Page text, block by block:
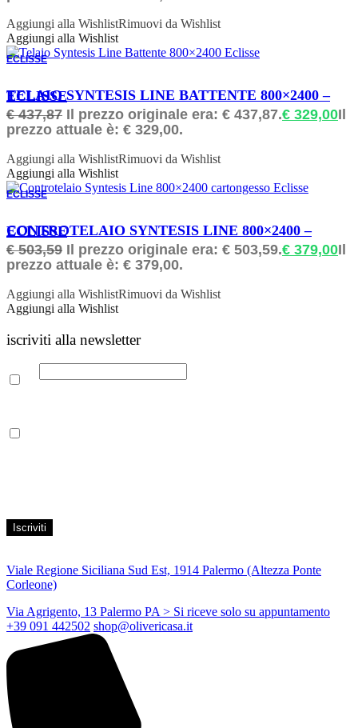
Aggiungi alla WishlistRimuovi da Wishlist
Aggiungi alla Wishlist
ECLISSE
ORDINABILE
TELAIO SYNTESIS LINE BATTENTE 800×2400 – ECLISSE
€437,87 Il prezzo originale era: € 437,87.€ 329,00Il
prezzo attuale è: € 329,00.
Aggiungi alla WishlistRimuovi da Wishlist
Aggiungi alla Wishlist
ECLISSE
ORDINABILE
CONTROTELAIO SYNTESIS LINE 800×2400 – ECLISSE
€503,59 Il prezzo originale era: € 503,59.€ 379,00Il
prezzo attuale è: € 379,00.
Aggiungi alla WishlistRimuovi da Wishlist
Aggiungi alla Wishlist
iscriviti alla newsletter
Email
Viale Regione Siciliana Sud Est, 1914 Palermo (Altezza Ponte
Corleone)
Via Agrigento, 13 Palermo PA> Si riceve solo su appuntamento
+39 091 442502 shop@olivericasa.it